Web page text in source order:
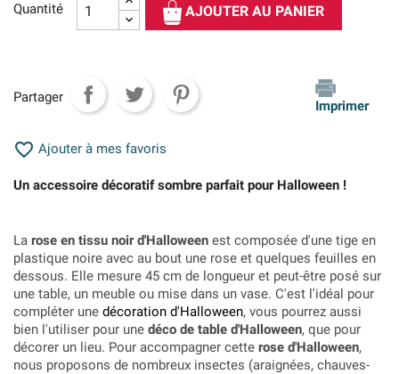
Quantité AJOUTER AU PANIER
Partager
Imprimer
 Ajouter à mes favoris
Un accessoire décoratif sombre parfait pour Halloween !
La rose en tissu noir d'Halloween est composée d'une tige en
plastique noire avec au bout une rose et quelques feuilles en
dessous. Elle mesure 45 cm de longueur et peut-être posé sur
une table, un meuble ou mise dans un vase. C'est l'idéal pour
compléter une décoration d'Halloween, vous pourrez aussi
bien l'utiliser pour une déco de table d'Halloween, que pour
décorer un lieu. Pour accompagner cette rose d'Halloween,
nous proposons de nombreux insectes (araignées, chauves-